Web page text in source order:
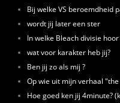
Bij welke VS beroemdheid
wordt jij later een ster
In welke Bleach divisie hoor
wat voor karakter heb jij?
Ben jij zo als mij ?
Op wie uit mijn verhaal
Hoe goed ken jij 4minute?